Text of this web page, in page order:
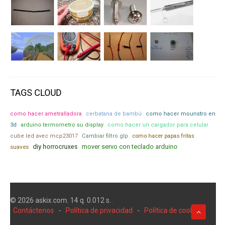
TAGS CLOUD
como hacer ametralladora cerbatana de bambú
como hacer mounstro en
3d
arduino termometro su display
como hacer un cargador para celular
cube led avec mcp23017
Cambiar filtro glp
como hacer papas fritas
suaves diy horrocruxes mover servo con teclado arduino
© 2026 askix.com. 14 q. 0.012 s.
Contáctenos
- Política de privacidad - Política de cookies